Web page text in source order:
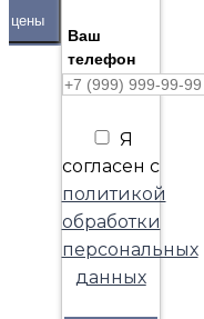
цены
Ваш
телефон
Я
согласен с
политикой
обработки
персональных
данных